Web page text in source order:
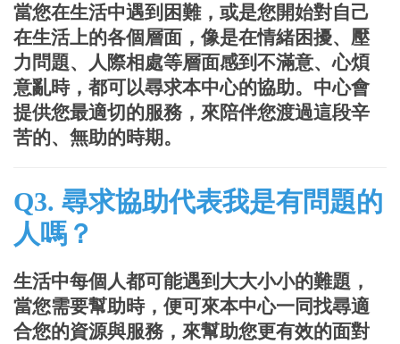
當您在生活中遇到困難，或是您開始對自己
在生活上的各個層面，像是在情緒困擾、壓
力問題、人際相處等層面感到不滿意、心煩
意亂時，都可以尋求本中心的協助。中心會
提供您最適切的服務，來陪伴您渡過這段辛
苦的、無助的時期。
Q3. 尋求協助代表我是有問題的
人嗎？
生活中每個人都可能遇到大大小小的難題，
當您需要幫助時，便可來本中心一同找尋適
合您的資源與服務，來幫助您更有效的面對